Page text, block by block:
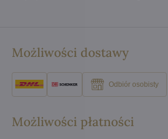
Możliwości dostawy
Odbiór osobisty
Możliwości płatności